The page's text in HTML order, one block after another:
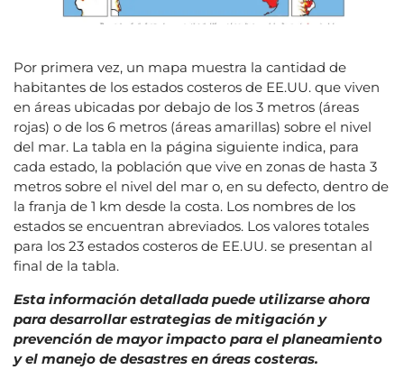
Por primera vez, un mapa muestra la cantidad de
habitantes de los estados costeros de EE.UU. que viven
en áreas ubicadas por debajo de los 3 metros (áreas
rojas) o de los 6 metros (áreas amarillas) sobre el nivel
del mar. La tabla en la página siguiente indica, para
cada estado, la población que vive en zonas de hasta 3
metros sobre el nivel del mar o, en su defecto, dentro de
la franja de 1 km desde la costa. Los nombres de los
estados se encuentran abreviados. Los valores totales
para los 23 estados costeros de EE.UU. se presentan al
final de la tabla.
Esta información detallada puede utilizarse ahora
para desarrollar estrategias de mitigación y
prevención de mayor impacto para el planeamiento
y el manejo de desastres en áreas costeras.